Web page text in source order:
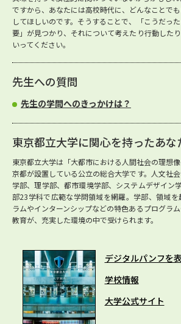
ですから、あなたには高校時代に、どんなことで
してほしいのです。そうすることで、「こうだっ
要」が見つかり、それについて考えたり行動した
いってください。
先生への質問
先生の学問へのきっかけは？
東京都立大学に関心を持ったあな
東京都立大学は「大都市における人間社会の理想
京都が設置している公立の総合大学です。人文社
学部、理学部、都市環境学部、システムデザイン
部23学科で広範な学問領域を網羅。学部、領域を
ラムやインターンシップなどの特色あるプログラ
教育が、充実した環境の中で受けられます。
デジタルパンフを
学校情報
大学公式サイト